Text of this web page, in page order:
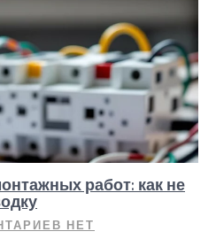
работ: как не
НЕТ